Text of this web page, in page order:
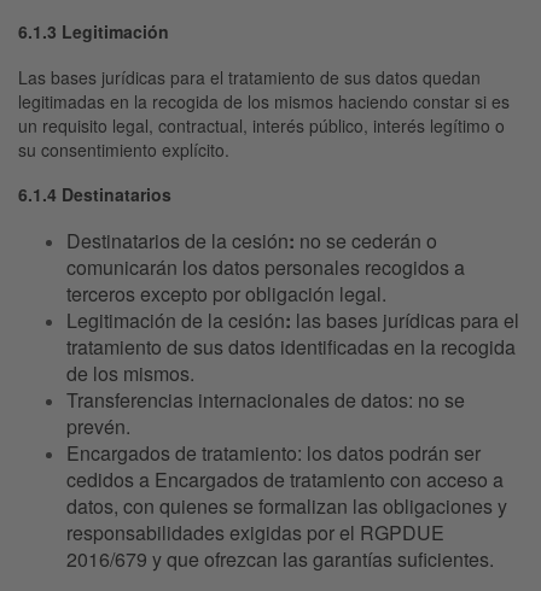
6.1.3 Legitimación
Las bases jurídicas para el tratamiento de sus datos quedan
legitimadas en la recogida de los mismos haciendo constar si es
un requisito legal, contractual, interés público, interés legítimo o
su consentimiento explícito.
6.1.4 Destinatarios
Destinatarios de la cesión: no se cederán o
comunicarán los datos personales recogidos a
terceros excepto por obligación legal.
Legitimación de la cesión: las bases jurídicas para el
tratamiento de sus datos identificadas en la recogida
de los mismos.
Transferencias internacionales de datos: no se
prevén.
Encargados de tratamiento: los datos podrán ser
cedidos a Encargados de tratamiento con acceso a
datos, con quienes se formalizan las obligaciones y
responsabilidades exigidas por el RGPDUE
2016/679 y que ofrezcan las garantías suficientes.